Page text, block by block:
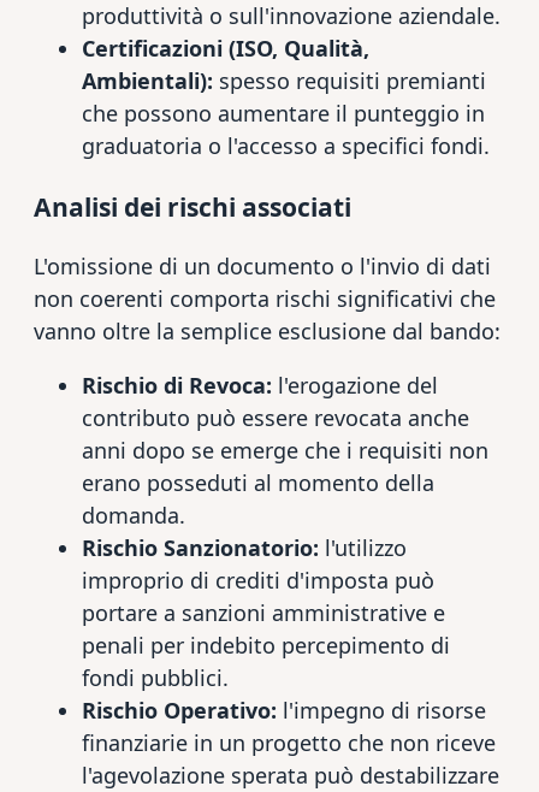
produttività o sull'innovazione aziendale.
Certificazioni (ISO, Qualità,
Ambientali): spesso requisiti premianti
che possono aumentare il punteggio in
graduatoria o l'accesso a specifici fondi.
Analisi dei rischi associati
L'omissione di un documento o l'invio di dati
non coerenti comporta rischi significativi che
vanno oltre la semplice esclusione dal bando:
Rischio di Revoca: l'erogazione del
contributo può essere revocata anche
anni dopo se emerge che i requisiti non
erano posseduti al momento della
domanda.
Rischio Sanzionatorio: l'utilizzo
improprio di crediti d'imposta può
portare a sanzioni amministrative e
penali per indebito percepimento di
fondi pubblici.
Rischio Operativo: l'impegno di risorse
finanziarie in un progetto che non riceve
l'agevolazione sperata può destabilizzare